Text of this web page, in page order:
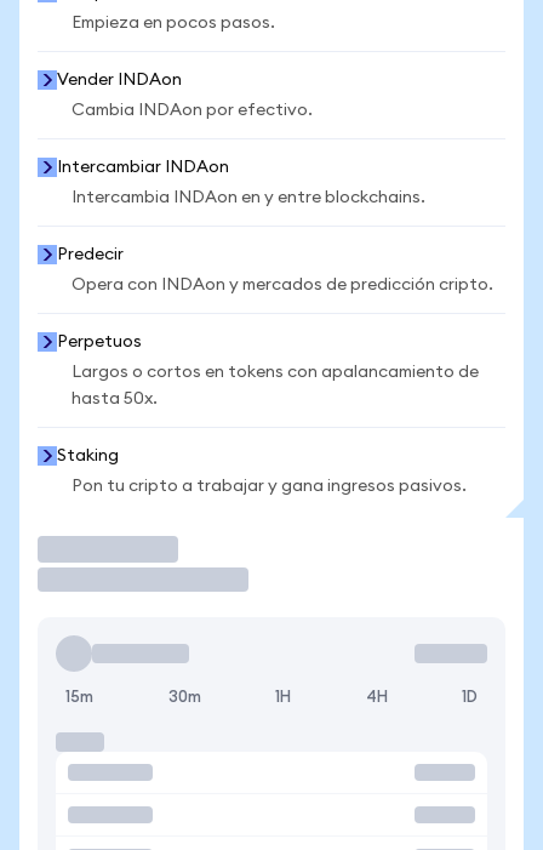
Empieza en pocos pasos.
Vender INDAon
Cambia INDAon por efectivo.
Intercambiar INDAon
Intercambia INDAon en y entre blockchains.
Predecir
Opera con INDAon y mercados de predicción cripto.
Perpetuos
Largos o cortos en tokens con apalancamiento de
hasta 50x.
Staking
Pon tu cripto a trabajar y gana ingresos pasivos.
15m 30m 1H 4H 1D